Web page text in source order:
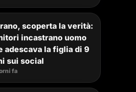
scoperta la verità:
incastrano uomo
adescava la figlia di 9
sui social
fa